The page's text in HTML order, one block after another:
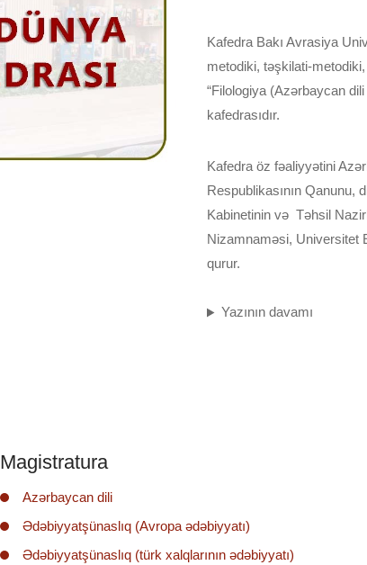
Kafedra Bakı Avrasiya
metodiki, təşkilati-
“Filologiya (Azərbaycan
kafedrasıdır.
Kafedra öz fəaliyyətini
Respublikasının Qanunu,
Kabinetinin və Təhsil
Nizamnaməsi, Universitet
qurur.
Yazının davamı
Magistratura
Azərbaycan dili
Ədəbiyyatşünaslıq (Avropa ədəbiyyatı)
Ədəbiyyatşünaslıq (türk xalqlarının ədəbiyyatı)